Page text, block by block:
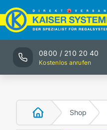
0800 / 210 20 40
Kostenlos anrufen
Shop